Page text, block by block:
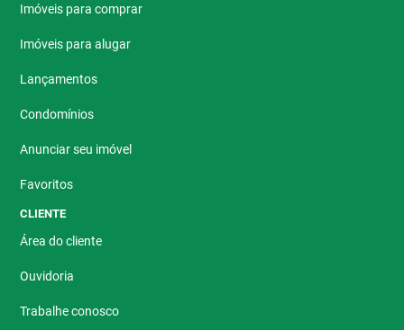
Imóveis para comprar
Imóveis para alugar
Lançamentos
Condomínios
Anunciar seu imóvel
Favoritos
CLIENTE
Área do cliente
Ouvidoria
Trabalhe conosco